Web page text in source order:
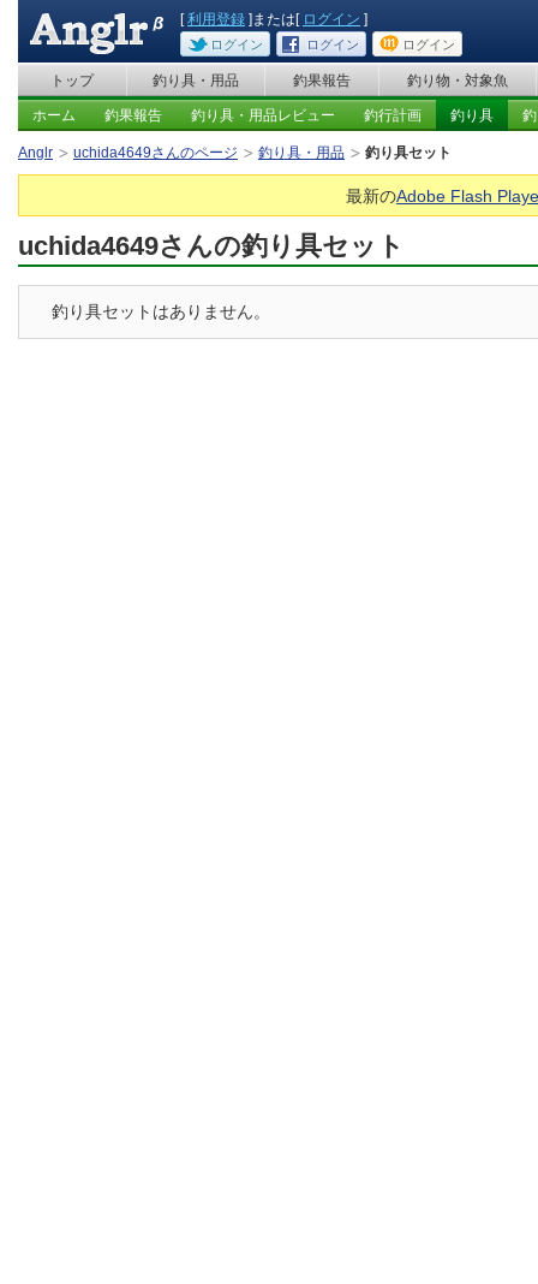
[利用登録 ]または[ ログイン ]
ログイン ログイン ログイン
トップ 釣り具・用品 釣果報告 釣り物・対象魚
ホーム 釣果報告 釣り具・用品レビュー 釣行計画 釣り具
Anglr uchida4649さんのページ 釣り具・用品 釣り具セット
最新のAdobe Flash
uchida4649さんの釣り具セット
釣り具セットはありません。